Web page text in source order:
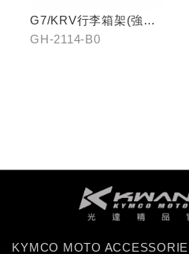
G7/KRV行李箱架(強化)
置物版型
GH-2114-B0
KYMCO MOTO